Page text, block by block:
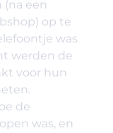
een
op te
was
werden de
voor hun
de
was, en